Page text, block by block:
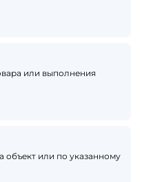
или выполнения
объект или по указанному